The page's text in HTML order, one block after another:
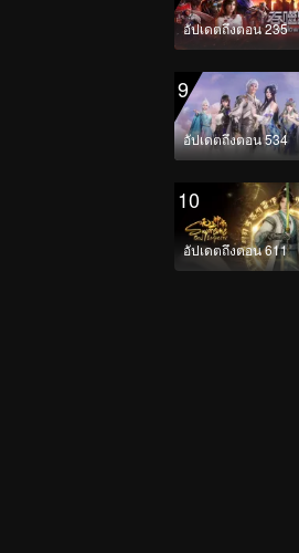
อัปเดตถึงตอน 235
9
อัปเดตถึงตอน 534
10
อัปเดตถึงตอน 611